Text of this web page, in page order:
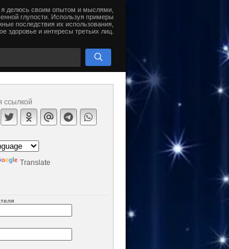
я делюсь своим опытом и мыслями,
глупости. Используя примеры
последствия их использования,
здоровье и интересы третьих лиц.
ссылкой
Translate